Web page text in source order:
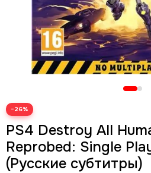
−26%
PS4 Destroy All
Reprobed: Single
(Русские субтитры)